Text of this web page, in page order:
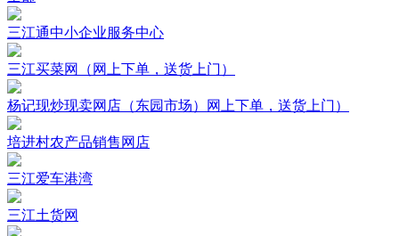
三江通中小企业服务中心
三江买菜网（网上下单，送货上门）
杨记现炒现卖网店（东园市场）网上下单，送货上门）
培进村农产品销售网店
三江爱车港湾
三江土货网